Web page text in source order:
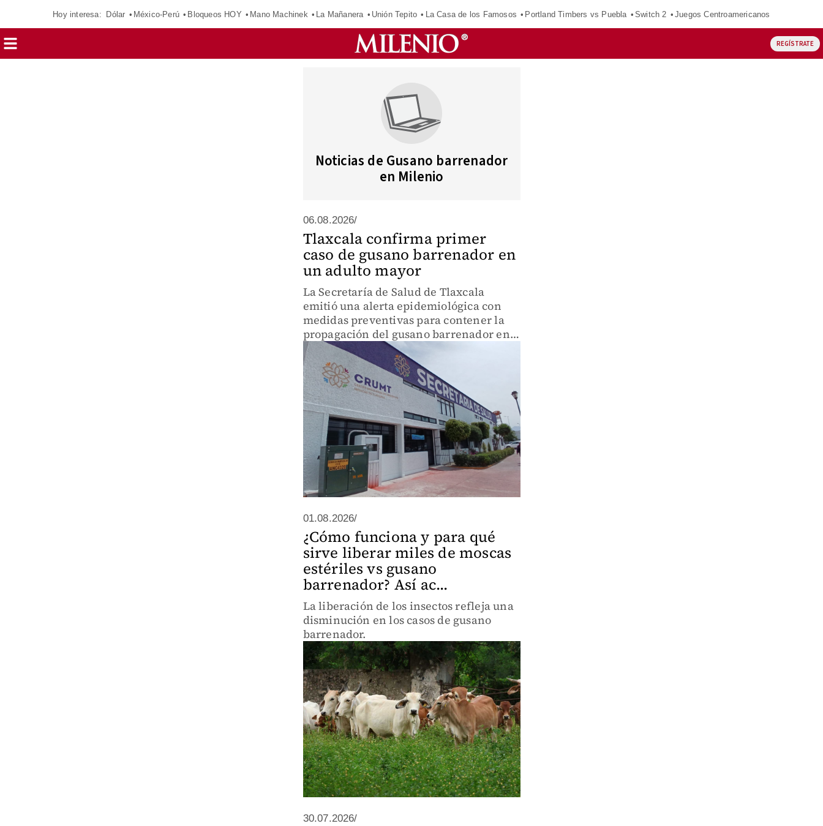
Hoy interesa: Dólar México-Perú Bloqueos HOY Mano Machinek La Mañanera Unión Tepito La Casa de los Famosos Portland Timbers vs Puebla Switch 2 Juegos Centroamericanos
REGÍSTRATE
Noticias de Gusano barrenador
en Milenio
06.08.2026/
Tlaxcala confirma primer
caso de gusano barrenador en
un adulto mayor
La Secretaría de Salud de Tlaxcala
emitió una alerta epidemiológica con
medidas preventivas para contener la
propagación del gusano barrenador en
humanos.
01.08.2026/
¿Cómo funciona y para qué
sirve liberar miles de moscas
estériles vs gusano
barrenador? Así ac...
La liberación de los insectos refleja una
disminución en los casos de gusano
barrenador.
30.07.2026/